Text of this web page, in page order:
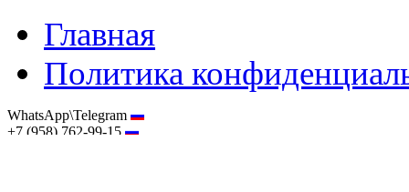
Главная
Политика
WhatsApp\Telegram
+7 (958) 762-99-15